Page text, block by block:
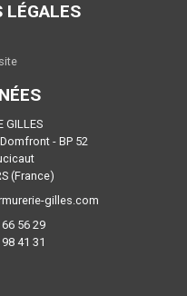
LÉGALES
GILLES
- BP 52
(France)
gilles.com
56 29
41 31